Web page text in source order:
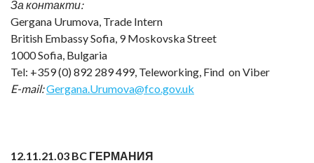
За контакти:
Gergana Urumova, Trade Intern
British Embassy Sofia, 9 Moskovska Street
1000 Sofia, Bulgaria
Tel: +359 (0) 892 289 499, Teleworking, Find on Viber
E-mail:Gergana.Urumova@fco.gov.uk
12.11.21.03 BC ГЕРМАНИЯ